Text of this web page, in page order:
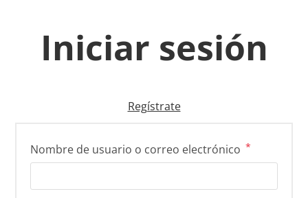
Iniciar sesión
Regístrate
Nombre de usuario o correo electrónico *